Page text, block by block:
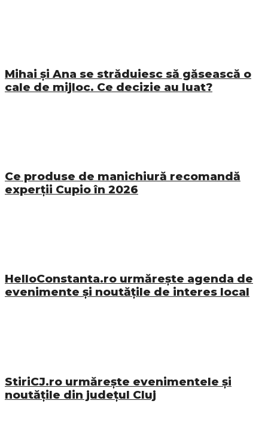
Mihai și Ana se străduiesc să găsească o
cale de mijloc. Ce decizie au luat?
Ce produse de manichiură recomandă
experții Cupio în 2026
HelloConstanta.ro urmărește agenda de
evenimente și noutățile de interes local
StiriCJ.ro urmărește evenimentele și
noutățile din județul Cluj